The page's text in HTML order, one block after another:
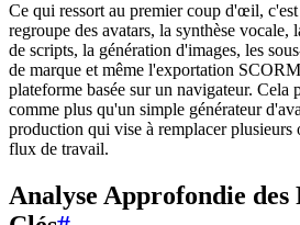
Ce qui ressort au premier coup d'œil,
regroupe des avatars, la synthèse vocale,
de scripts, la génération d'images, les
de marque et même l'exportation
plateforme basée sur un navigateur.
comme plus qu'un simple générateur
production qui vise à remplacer
flux de travail.
Analyse Approfondie